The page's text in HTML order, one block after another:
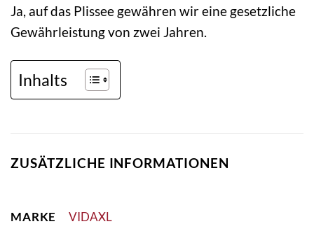
Ja, auf das Plissee gewähren wir eine gesetzliche
Gewährleistung von zwei Jahren.
Inhalts
ZUSÄTZLICHE INFORMATIONEN
MARKE VIDAXL